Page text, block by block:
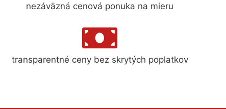
nezáväzná cenová ponuka na mieru
transparentné ceny bez skrytých poplatkov